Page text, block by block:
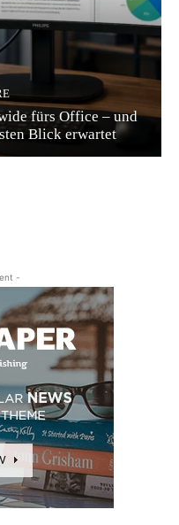
fürs Office – und
Blick erwartet
-